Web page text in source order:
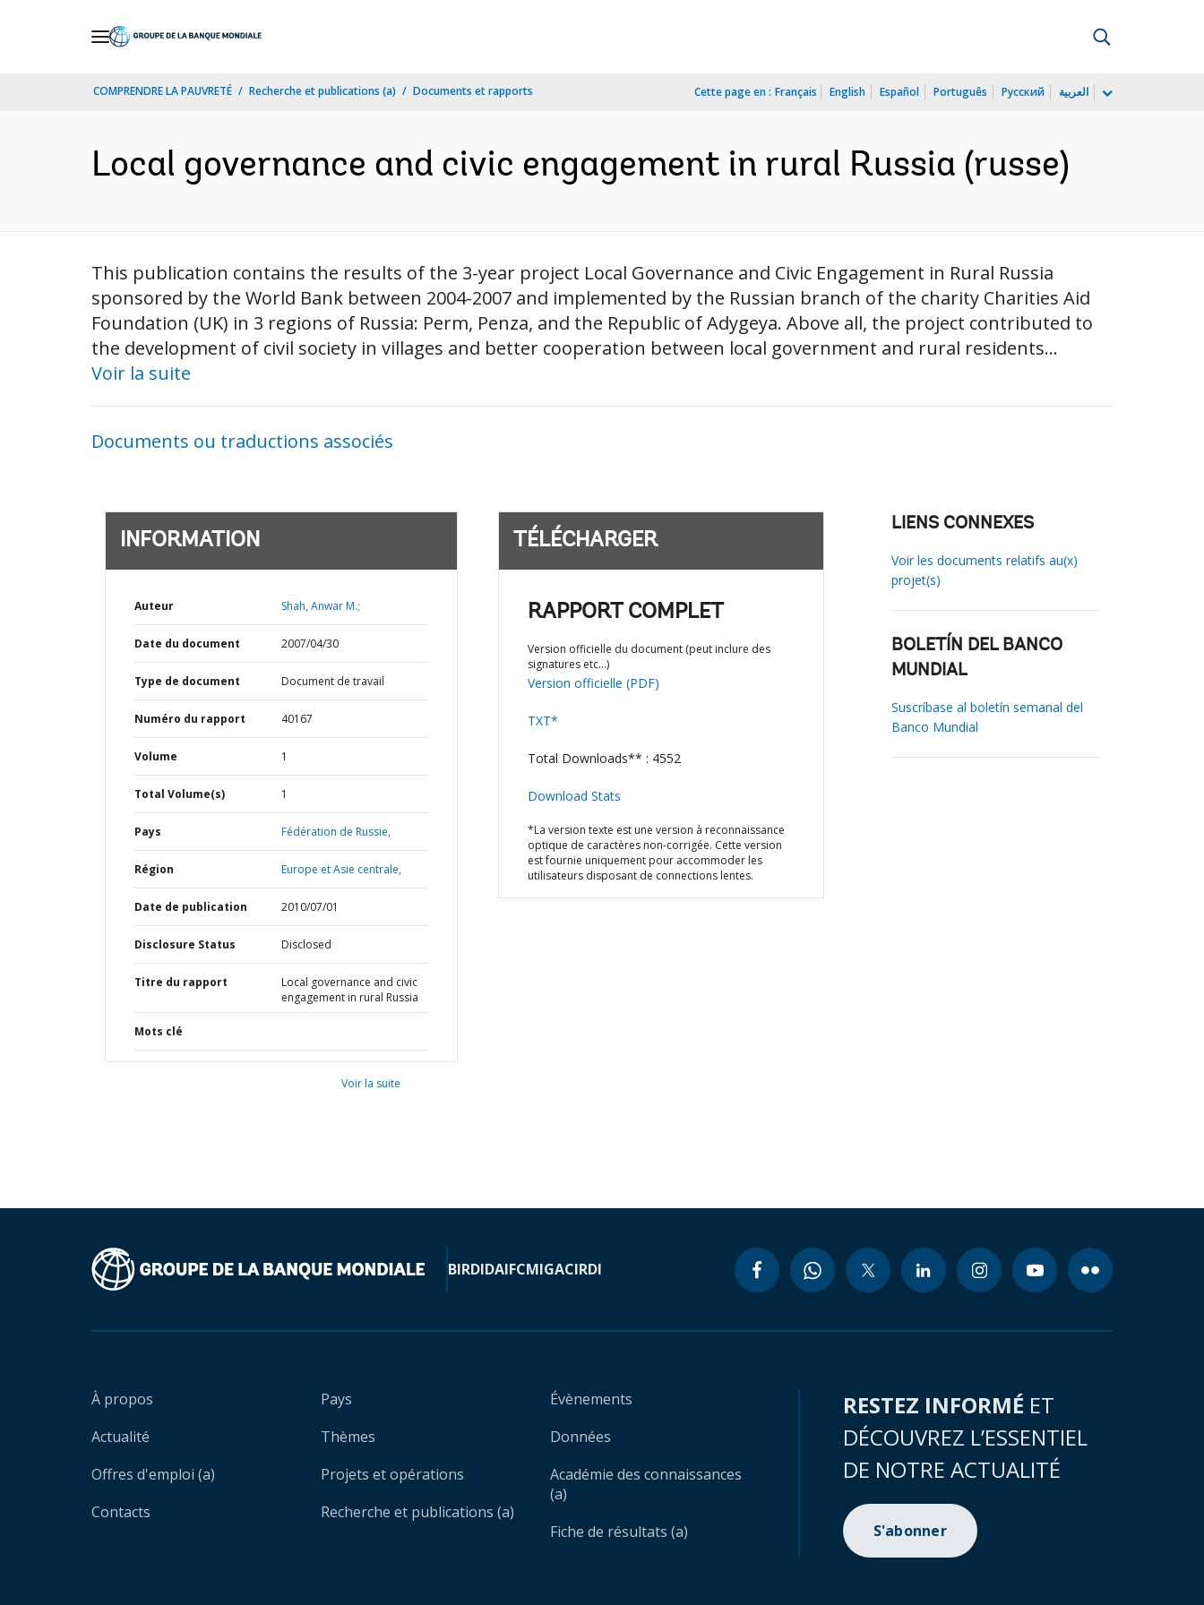
COMPRENDRE LA PAUVRETÉ Recherche et publications (a) Documents et rapports Cette page en : Français English Español Português Русский العربية
Local governance and civic engagement in rural Russia (russe)
This publication contains the results of the 3-year project Local Governance and Civic Engagement in Rural Russia
sponsored by the World Bank between 2004-2007 and implemented by the Russian branch of the charity Charities Aid
Foundation (UK) in 3 regions of Russia: Perm, Penza, and the Republic of Adygeya. Above all, the project contributed to
the development of civil society in villages and better cooperation between local government and rural residents...
Voir la suite
Documents ou traductions associés
INFORMATION
Auteur Shah, Anwar M.;
Date du document 2007/04/30
Type de document Document de travail
Numéro du rapport 40167
Volume 1
Total Volume(s) 1
Pays Fédération de Russie,
Région Europe et Asie centrale,
Date de publication 2010/07/01
Disclosure Status Disclosed
Titre du rapport
Local governance and civic
engagement in rural Russia
Mots clé
Voir la suite
TÉLÉCHARGER
RAPPORT COMPLET
Version officielle du document (peut inclure des
signatures etc…)
Version officielle (PDF)
TXT*
Total Downloads** : 4552
Download Stats
*La version texte est une version à reconnaissance
optique de caractères non-corrigée. Cette version
est fournie uniquement pour accommoder les
utilisateurs disposant de connections lentes.
LIENS CONNEXES
Voir les documents relatifs au(x)
projet(s)
BOLETÍN DEL BANCO
MUNDIAL
Suscríbase al boletín semanal del
Banco Mundial
BIRDIDAIFCMIGACIRDI
À propos
Actualité
Offres d'emploi (a)
Contacts
Pays
Thèmes
Projets et opérations
Recherche et publications (a)
Évènements
Données
Académie des connaissances
(a)
Fiche de résultats (a)
RESTEZ INFORMÉ ET
DÉCOUVREZ L’ESSENTIEL
DE NOTRE ACTUALITÉ
S'abonner